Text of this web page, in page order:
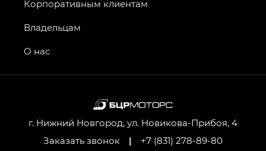
GS4 — Джи Эс 4 (GS4) в комплектациях Джи Би
привод — GB AWD, Джи Эль Полный привод —
Джи Ти — GT, Джи Икс — GX,
Джи Икс ПРЕМИУМ — GX PREMIUM, ЛАУНЖ —
LOUNGE
Empow — Эмпау (Empow) в комплектации
г. Нижний Новгород, ул. Новикова-Прибоя, 4
Заказать звонок
| +7 (831) 278-89-80
Корпоративным клиентам
Владельцам
О нас